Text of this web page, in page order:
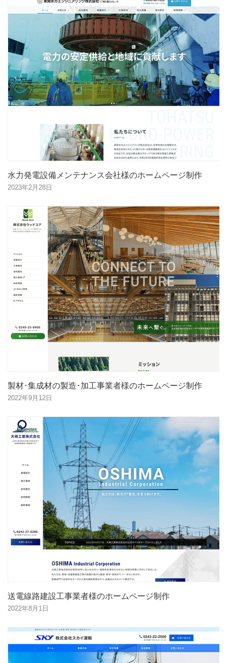
水力発電設備メンテナンス会社様のホームページ制作
2023年2月28日
製材･集成材の製造･加工事業者様のホームページ制作
2022年9月12日
送電線路建設工事業者様のホームページ制作
2022年8月1日